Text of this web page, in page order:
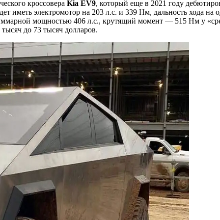
кроссовера Kia EV9, который еще в 2021 году
иметь электромотор на 203 л.с. и 339 Нм, дальность хода
мощностью 406 л.с., крутящий момент — 515 Нм у
до 73 тысяч долларов.